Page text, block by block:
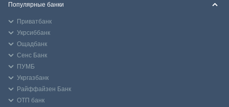
Популярные банки
Приватбанк
Укрсиббанк
Ощадбанк
Сенс Банк
ПУМБ
Укргазбанк
Райффайзен Банк
ОТП банк